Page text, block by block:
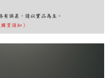
人或監護人之同意方可使用
者引起之損失，本公司不負相關責
訊註冊。若發現惡意使用之情形，
之使用額度並採取法律行動。